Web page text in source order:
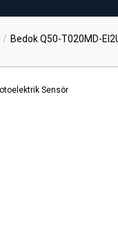
Bedok Q50-T020MD-